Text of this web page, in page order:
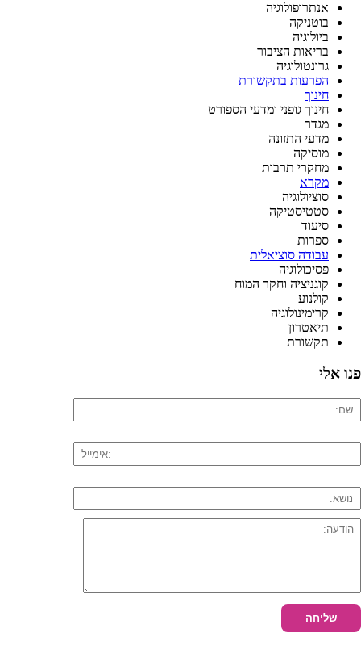
אנתרופולוגיה
בוטניקה
ביולוגיה
בריאות הציבור
גרונטולוגיה
הפרעות בתקשורת
חינוך
חינוך גופני ומדעי הספורט
מגדר
מדעי התזונה
מוסיקה
מחקרי תרבות
מקרא
סוציולוגיה
סטטיסטיקה
סיעוד
ספרות
עבודה סוציאלית
פסיכולוגיה
קוגניציה וחקר המוח
קולנוע
קרימינולוגיה
תיאטרון
תקשורת
פנו אלי